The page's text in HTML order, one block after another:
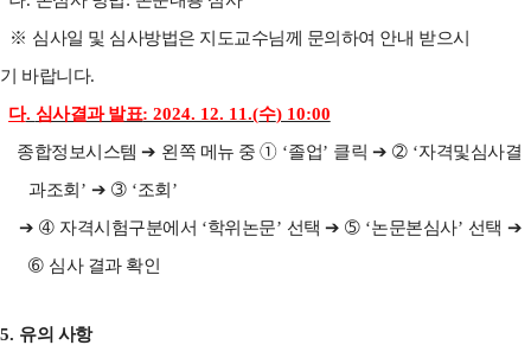
※ 심사일 및 심사방법은 지도교수님께 문의하여 안내 받으시
기 바랍니다.
다. 심사결과 발표: 2024. 12. 11.(수) 10:00
종합정보시스템➔ 왼쪽 메뉴 중➀ ‘졸업’ 클릭➔ ➁ ‘자격및심사결
과조회 ’ ➔ ➂ ‘조회 ’
➔ ➃ 자격시험구분에서 ‘학위논문’ 선택➔ ➄ ‘논문본심사’ 선택 ➔
➅ 심사 결과 확인
5. 유의 사항